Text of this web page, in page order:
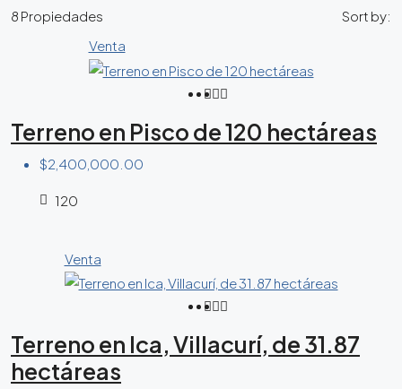
8 Propiedades
Sort by:
Venta
Terreno en Pisco de 120 hectáreas
$2,400,000.00
120
Venta
Terreno en Ica, Villacurí, de 31.87
hectáreas